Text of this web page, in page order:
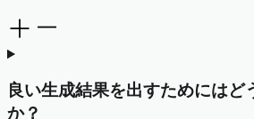
良い生成結果を出すためにはど
か？